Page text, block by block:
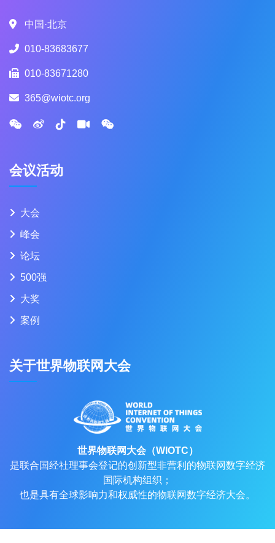
中国·北京
010-83683677
010-83671280
365@wiotc.org
会议活动
大会
峰会
论坛
500强
大奖
案例
关于世界物联网大会
世界物联网大会（WIOTC）
是联合国经社理事会登记的创新型非营利的物联网数字经济
国际机构组织；
也是具有全球影响力和权威性的物联网数字经济大会。